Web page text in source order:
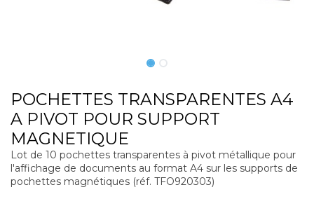
POCHETTES TRANSPARENTES A4
A PIVOT POUR SUPPORT
MAGNETIQUE
Lot de 10 pochettes transparentes à pivot métallique pour
l'affichage de documents au format A4 sur les supports de
pochettes magnétiques (réf. TFO920303)